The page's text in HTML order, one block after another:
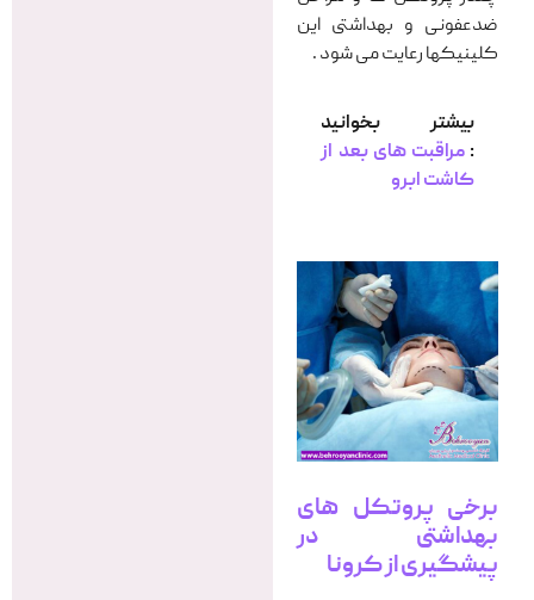
ضدعفونی و بهداشتی این
کلینیکها رعایت می شود .
بیشتر بخوانید
:مراقبت های بعد از
کاشت ابرو
برخی پروتکل های
بهداشتی در
پیشگیری از کرونا